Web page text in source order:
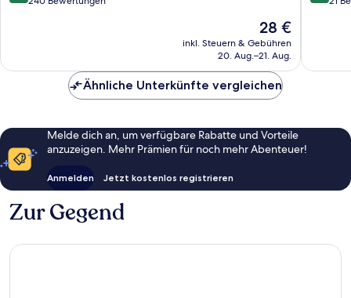
Bewertungen
Der
Preis
beträgt
28 €
inkl. Steuern & Gebühren
20. Aug.–21. Aug.
Ähnliche Unterkünfte vergleichen
Melde dich an, um verfügbare Rabatte und Vorteile
anzuzeigen. Mehr Prämien für noch mehr Abenteuer!
Anmelden Jetzt kostenlos registrieren
Zur Gegend